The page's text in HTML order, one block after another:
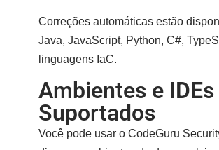
Correções automáticasestão
Java, JavaScript, Python, C#,
linguagens IaC.
Ambientes e IDEs
Suportados
Você pode usar o CodeGuru